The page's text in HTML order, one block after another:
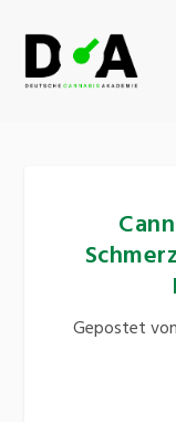
Gepostet von